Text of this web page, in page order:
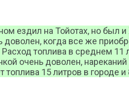
ездил на Тойотах, но был
когда все же
топлива в среднем 11
очень доволен,
15 литров в городе